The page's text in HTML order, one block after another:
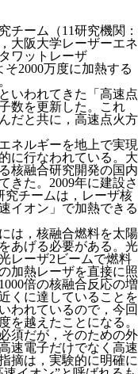
チーム（11研究機関：
大阪大学レーザーエネ
ワットレーザ
2000万度に加熱する
いわれてきた「高速点
数を更新した。これ
だと共に，高速点火方
ネルギーを地上で実現
に行なわれている。大
核融合研究開発の国内
きた。2009年に建設さ
究チームは，レーザ核
イオン」で加熱できる
は，核融合燃料を太陽
あげる必要がある。光
レーザ2ビームで燃料
加熱レーザを直接に照
倍の核融合反応の増
くに達していることを
われているので，今回
を越えたことになる。
須だが，そのための外
速電子だけでなく高速
摘は，実験的に明確に